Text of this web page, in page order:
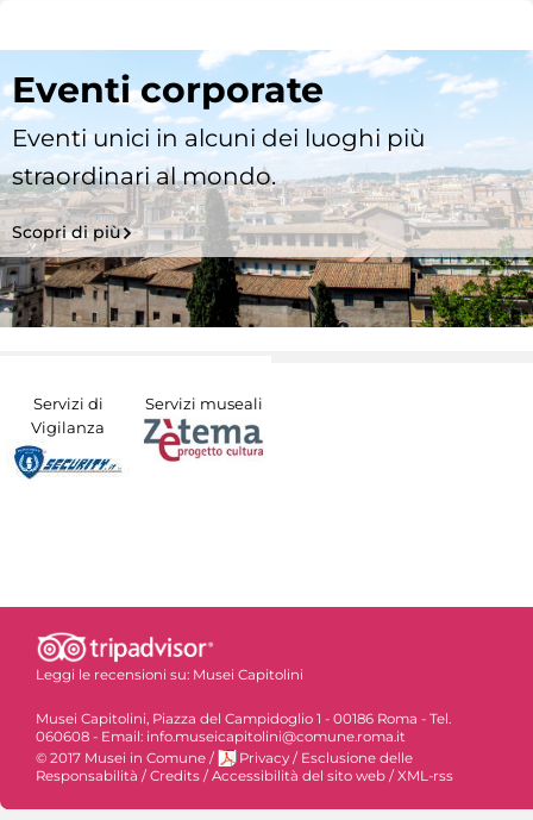
Eventi corporate
Eventi unici in alcuni dei luoghi più
straordinari al mondo.
Scopri di più
Servizi di
Vigilanza
Servizi museali
Leggi le recensioni su: Musei Capitolini
Musei Capitolini, Piazza del Campidoglio 1 - 00186 Roma - Tel.
060608 - Email: info.museicapitolini@comune.roma.it
© 2017 Musei in Comune / Privacy / Esclusione delle
Responsabilità / Credits / Accessibilità del sito web / XML-rss